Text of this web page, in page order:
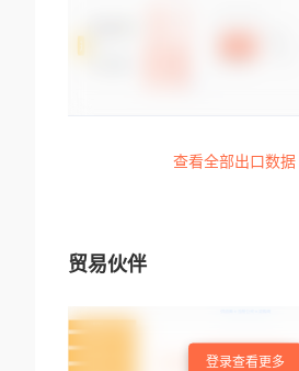
查看全部出口数据
贸易伙伴
登录查看更多